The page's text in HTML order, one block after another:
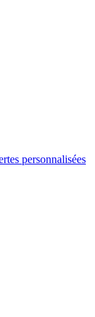
personnalisées